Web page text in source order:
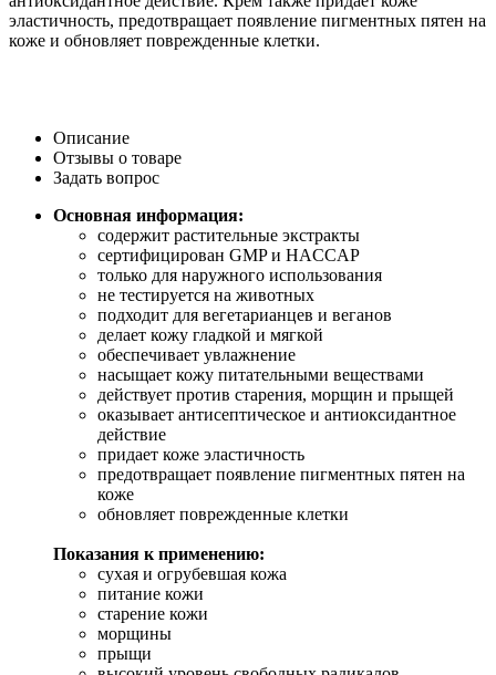
эластичность, предотвращает появление пигментных пятен на
коже и обновляет поврежденные клетки.
Описание
Отзывы о товаре
Задать вопрос
Основная информация:
содержит растительные экстракты
сертифицирован GMP и HACCAP
только для наружного использования
не тестируется на животных
подходит для вегетарианцев и веганов
делает кожу гладкой и мягкой
обеспечивает увлажнение
насыщает кожу питательными веществами
действует против старения, морщин и прыщей
оказывает антисептическое и антиоксидантное
действие
придает коже эластичность
предотвращает появление пигментных пятен на
коже
обновляет поврежденные клетки
Показания к применению:
сухая и огрубевшая кожа
питание кожи
старение кожи
морщины
прыщи